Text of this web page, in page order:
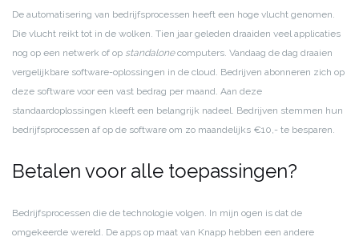
De automatisering van bedrijfsprocessen heeft een hoge vlucht genomen.
Die vlucht reikt tot in de wolken. Tien jaar geleden draaiden veel applicaties
nog op een netwerk of op standalonecomputers. Vandaag de dag draaien
vergelijkbare software-oplossingen in de cloud. Bedrijven abonneren zich op
deze software voor een vast bedrag per maand. Aan deze
standaardoplossingen kleeft een belangrijk nadeel. Bedrijven stemmen hun
bedrijfsprocessen af op de software om zo maandelijks €10,- te besparen.
Betalen voor alle toepassingen?
Bedrijfsprocessen die de technologie volgen. In mijn ogen is dat de
omgekeerde wereld. De apps op maat van Knapp hebben een andere